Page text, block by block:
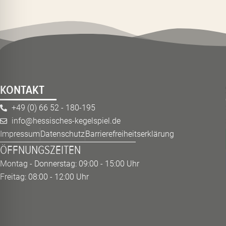
KONTAKT
+49 (0) 66 52 - 180-195
info@hessisches-kegelspiel.de
ImpressumDatenschutzBarrierefreiheitserklärung
ÖFFNUNGSZEITEN
Montag - Donnerstag: 09:00 - 15:00 Uhr
Freitag: 08:00 - 12:00 Uhr